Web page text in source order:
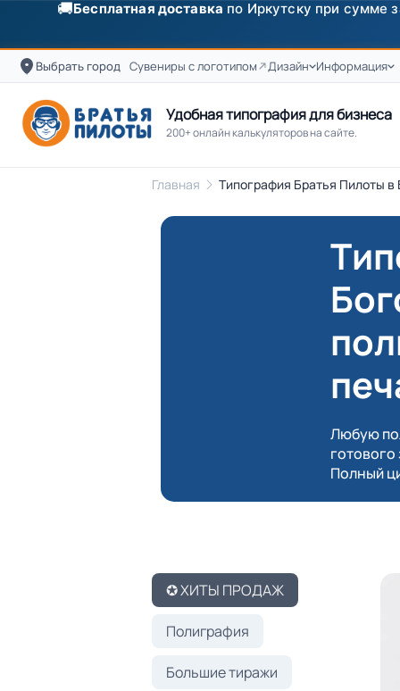
✨Скидка250 ₽на первый заказ от 3000 ₽ по
Выбрать город Сувениры с логотипом Дизайн Информация
Удобная типография для бизнеса
200+ онлайн калькуляторов на сайте.
Главная Типография Братья Пилоты
Любую
готового
Полный
✪ ХИТЫ ПРОДАЖ
Полиграфия
Большие тиражи